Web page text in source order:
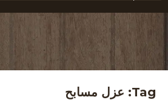
Tag: عزل مسابح